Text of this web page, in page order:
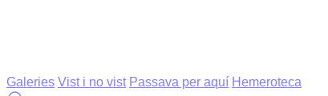
Galeries Vist i no vist Passava per aquí Hemeroteca